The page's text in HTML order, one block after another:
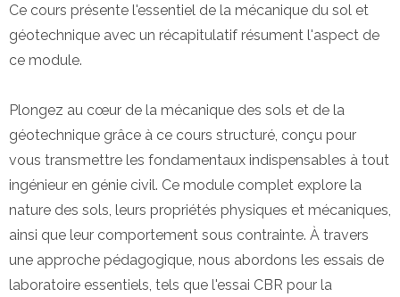
Ce cours présente l'essentiel de la mécanique du sol et
géotechnique avec un récapitulatif résument l'aspect de
ce module.
Plongez au cœur de la mécanique des sols et de la
géotechnique grâce à ce cours structuré, conçu pour
vous transmettre les fondamentaux indispensables à tout
ingénieur en génie civil. Ce module complet explore la
nature des sols, leurs propriétés physiques et mécaniques,
ainsi que leur comportement sous contrainte. À travers
une approche pédagogique, nous abordons les essais de
laboratoire essentiels, tels que l'essai CBR pour la